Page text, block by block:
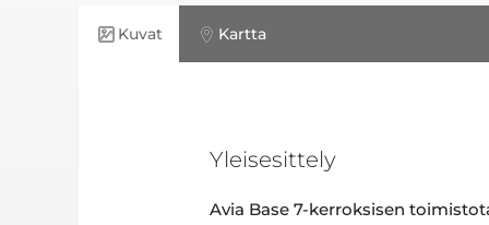
Kuvat Kartta
Yleisesittely
Avia Base 7-kerroksisen